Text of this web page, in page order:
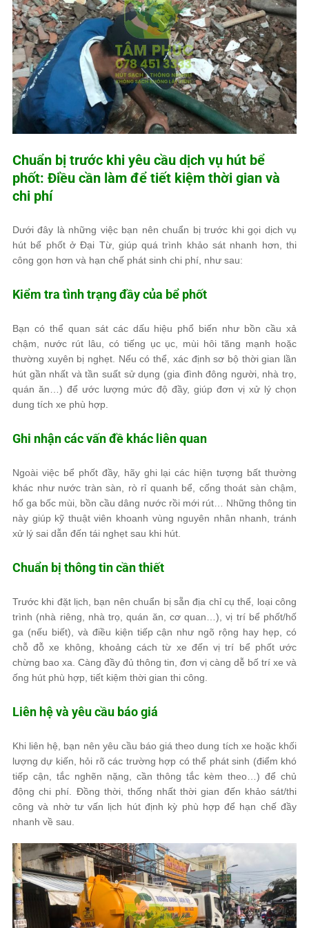
Chuẩn bị trước khi yêu cầu dịch vụ hút bể
phốt: Điều cần làm để tiết kiệm thời gian và
chi phí
Dưới đây là những việc bạn nên chuẩn bị trước khi gọi dịch vụ
hút bể phốt ở Đại Từ, giúp quá trình khảo sát nhanh hơn, thi
công gọn hơn và hạn chế phát sinh chi phí, như sau:
Kiểm tra tình trạng đầy của bể phốt
Bạn có thể quan sát các dấu hiệu phổ biến như bồn cầu xả
chậm, nước rút lâu, có tiếng ục ục, mùi hôi tăng mạnh hoặc
thường xuyên bị nghẹt. Nếu có thể, xác định sơ bộ thời gian lần
hút gần nhất và tần suất sử dụng (gia đình đông người, nhà trọ,
quán ăn…) để ước lượng mức độ đầy, giúp đơn vị xử lý chọn
dung tích xe phù hợp.
Ghi nhận các vấn đề khác liên quan
Ngoài việc bể phốt đầy, hãy ghi lại các hiện tượng bất thường
khác như nước tràn sàn, rò rỉ quanh bể, cống thoát sàn chậm,
hố ga bốc mùi, bồn cầu dâng nước rồi mới rút… Những thông tin
này giúp kỹ thuật viên khoanh vùng nguyên nhân nhanh, tránh
xử lý sai dẫn đến tái nghẹt sau khi hút.
Chuẩn bị thông tin cần thiết
Trước khi đặt lịch, bạn nên chuẩn bị sẵn địa chỉ cụ thể, loại công
trình (nhà riêng, nhà trọ, quán ăn, cơ quan…), vị trí bể phốt/hố
ga (nếu biết), và điều kiện tiếp cận như ngõ rộng hay hẹp, có
chỗ đỗ xe không, khoảng cách từ xe đến vị trí bể phốt ước
chừng bao xa. Càng đầy đủ thông tin, đơn vị càng dễ bố trí xe và
ống hút phù hợp, tiết kiệm thời gian thi công.
Liên hệ và yêu cầu báo giá
Khi liên hệ, bạn nên yêu cầu báo giá theo dung tích xe hoặc khối
lượng dự kiến, hỏi rõ các trường hợp có thể phát sinh (điểm khó
tiếp cận, tắc nghẽn nặng, cần thông tắc kèm theo…) để chủ
động chi phí. Đồng thời, thống nhất thời gian đến khảo sát/thi
công và nhờ tư vấn lịch hút định kỳ phù hợp để hạn chế đầy
nhanh về sau.